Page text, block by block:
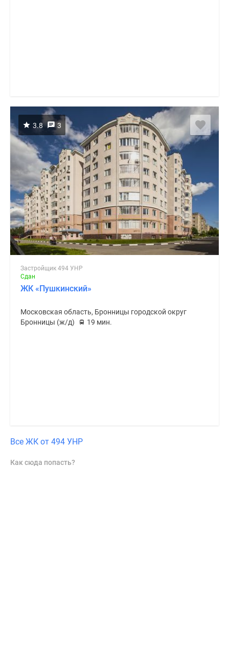
3.8 3
Застройщик 494 УНР
Сдан
ЖК «Пушкинский»
Московская область, Бронницы городской округ
Бронницы (ж/д)
19 мин.
Все ЖК от 494 УНР
Как сюда попасть?